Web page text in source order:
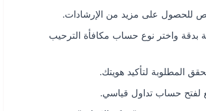
للحصول على مزيد من الإرشادات.
بدقة واختر نوع حساب مكافأة الترحيب
المطلوبة لتأكيد هويتك.
لفتح حساب تداول قياسي.